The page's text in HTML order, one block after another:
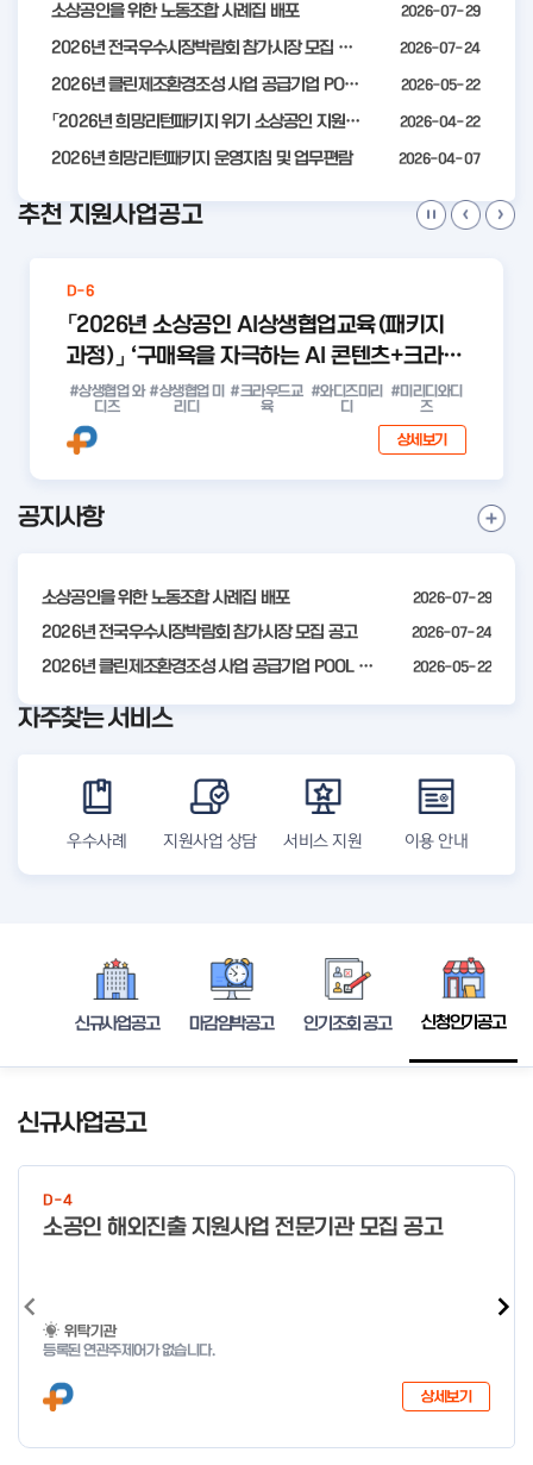
소상공인을 위한 노동조합 사례집 배포 2026-07-29
2026년 전국우수시장박람회 참가시장 모집 공고 2026-07-24
2026년 클린제조환경조성 사업 공급기업 POOL 안내 2026-05-22
「2026년 희망리턴패키지 위기 소상공인 지원」모집 통합 2차 수정 공고 2026-04-22
2026년 희망리턴패키지 운영지침 및 업무편람 2026-04-07
추천 지원사업공고
D-6
「2026년 소상공인 AI상생협업교육(패키지
과정)」 ‘구매욕을 자극하는 AI 콘텐츠+크라우
드 펀딩 실전 with 미리디&와디즈’ 참여 소상
공인 모집 공고
#상생협업 와
디즈
#상생협업 미
리디
#크라우드교
육
#와디즈미리
디
#미리디와디
즈
상세보기
I
4
공지사항
소상공인을 위한 노동조합 사례집 배포 2026-07-29
2026년 전국우수시장박람회 참가시장 모집 공고 2026-07-24
2026년 클린제조환경조성 사업 공급기업 POOL 안내 2026-05-22
공
항
보
기
자주찾는 서비스
우수사례 지원사업 상담 서비스 지원 이용 안내
신규사업공고 마감임박공고 인기조회 공고 신청인기공고
신규사업공고
D-4
소공인 해외진출 지원사업 전문기관 모집 공고
위탁기관
등록된 연관주제어가 없습니다.
상세보기